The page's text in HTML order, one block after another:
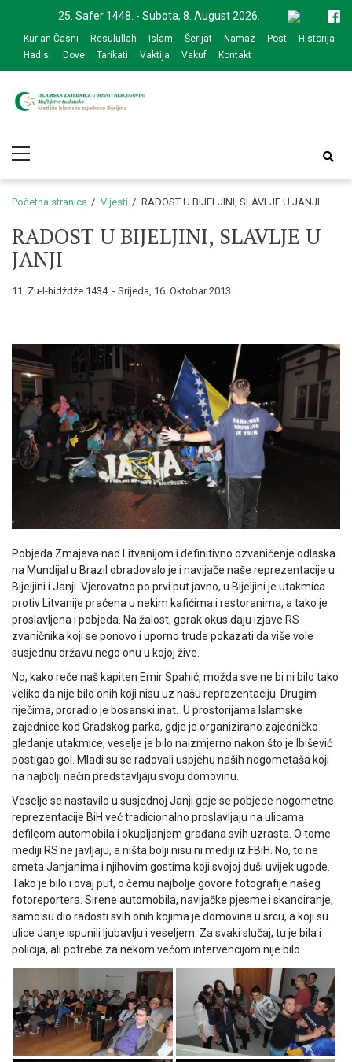
navigation
content
25. Safer 1448. - Subota, 8. August 2026.
Kur'an Časni Resulullah Islam Šerijat Namaz Post
Historija
Hadisi
Dove Tarikati Vaktija Vakuf Kontakt
zajednice Bijeljina
Menu
Početna stranica Vijesti RADOST U BIJELJINI, SLAVLJE U JANJI
RADOST U BIJELJINI, SLAVLJE U
JANJI
11. Zu-l-hidždže 1434. - Srijeda, 16. Oktobar 2013.
Pobjeda Zmajeva nad Litvanijom i definitivno ozvaničenje odlaska
na Mundijal u Brazil obradovalo je i navijače naše reprezentacije u
Bijeljini i Janji. Vjerovatno po prvi put javno, u Bijeljini je utakmica
protiv Litvanije praćena u nekim kafićima i restoranima, a tako je
proslavljena i pobjeda. Na žalost, gorak okus daju izjave RS
zvaničnika koji se ponovo i uporno trude pokazati da više vole
susjednu državu nego onu u kojoj žive.
No, kako reče naš kapiten Emir Spahić, možda sve ne bi ni bilo tako
veliko da nije bilo onih koji nisu uz našu reprezentaciju. Drugim
riječima, proradio je bosanski inat. U prostorijama Islamske
zajednice kod Gradskog parka, gdje je organizirano zajedničko
gledanje utakmice, veselje je bilo naizmjerno nakon što je Ibišević
postigao gol. Mladi su se radovali uspjehu naših nogometaša koji
na najbolji način predstavljaju svoju domovinu.
Veselje se nastavilo u susjednoj Janji gdje se pobjede nogometne
reprezentacije BiH već tradicionalno proslavljaju na ulicama
defileom automobila i okupljanjem građana svih uzrasta. O tome
mediji RS ne javljaju, a ništa bolji nisu ni mediji iz FBiH. No, to ne
smeta Janjanima i njihovim gostima koji svojoj duši uvijek ugode.
Tako je bilo i ovaj put, o čemu najbolje govore fotografije našeg
fotoreportera. Sirene automobila, navijačke pjesme i skandiranje,
samo su dio radosti svih onih kojima je domovina u srcu, a koji su
ulice Janje ispunili ljubavlju i veseljem. Za svaki slučaj, tu je bila i
policija, ali potrebe za nekom većom intervencijom nije bilo.